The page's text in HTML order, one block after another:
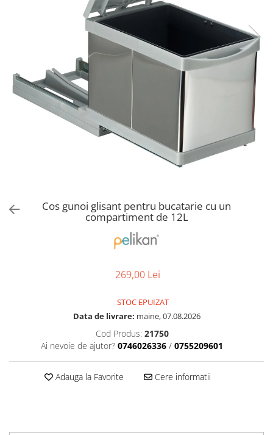
Plinte, antistropi & accesorii
Cos gunoi glisant pentru bucatarie cu un
compartiment de 12L
269,00 Lei
STOC EPUIZAT
Data de livrare: maine, 07.08.2026
Cod Produs: 21750
Ai nevoie de ajutor? 0746026336 / 0755209601
Adauga la Favorite Cere informatii